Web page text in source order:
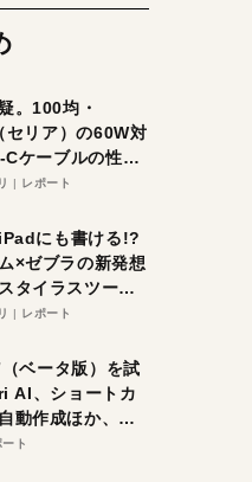
。100均・
セリア）の60W対
Cケーブルの性能
超コスパの1本を
レポート
にも書ける!?
×ゼブラの新発想
タイラスツーウ
ビュー。持ち替
レポート
ベータ版）を試
AI、ショートカ
動作成ほか、期
利機能5選。
ト